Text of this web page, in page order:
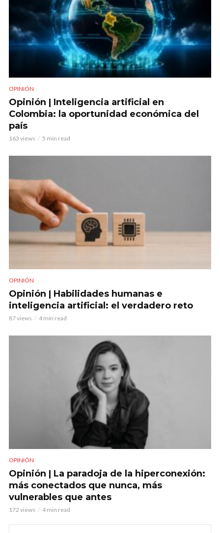
OPINIÓN
Opinión | Inteligencia artificial en
Colombia: la oportunidad económica del
país
163 views 5 min read
OPINIÓN
Opinión | Habilidades humanas e
inteligencia artificial: el verdadero reto
87 views 4 min read
OPINIÓN
Opinión | La paradoja de la hiperconexión:
más conectados que nunca, más
vulnerables que antes
172 views 4 min read